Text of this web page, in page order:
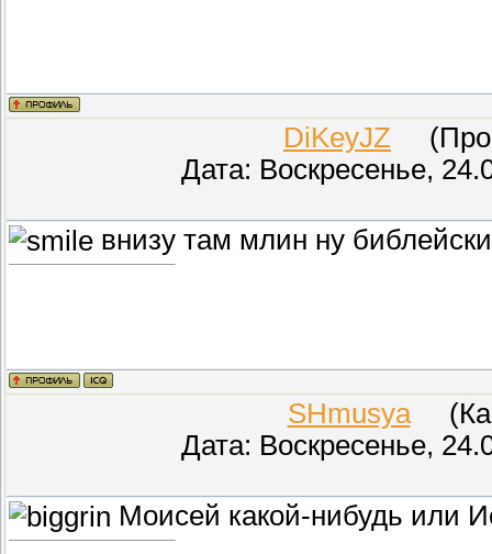
DiKeyJZ
Дата: Воскресенье,
внизу там млин ну
SHmusya
Дата: Воскресенье,
Моисей какой-нибудь или